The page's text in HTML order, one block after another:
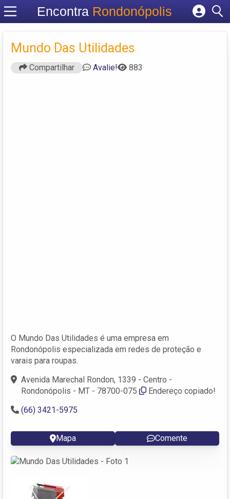
Encontra Rondonópolis
Cadastrar empresa
Criar conta
Mundo Das Utilidades
Compartilhar Avalie! 883
O Mundo Das Utilidades é uma empresa em
Rondonópolis especializada em redes de proteção e
varais para roupas.
Avenida Marechal Rondon, 1339 - Centro -
Rondonópolis - MT - 78700-075
Endereço copiado!
(66) 3421-5975
Mapa Comente